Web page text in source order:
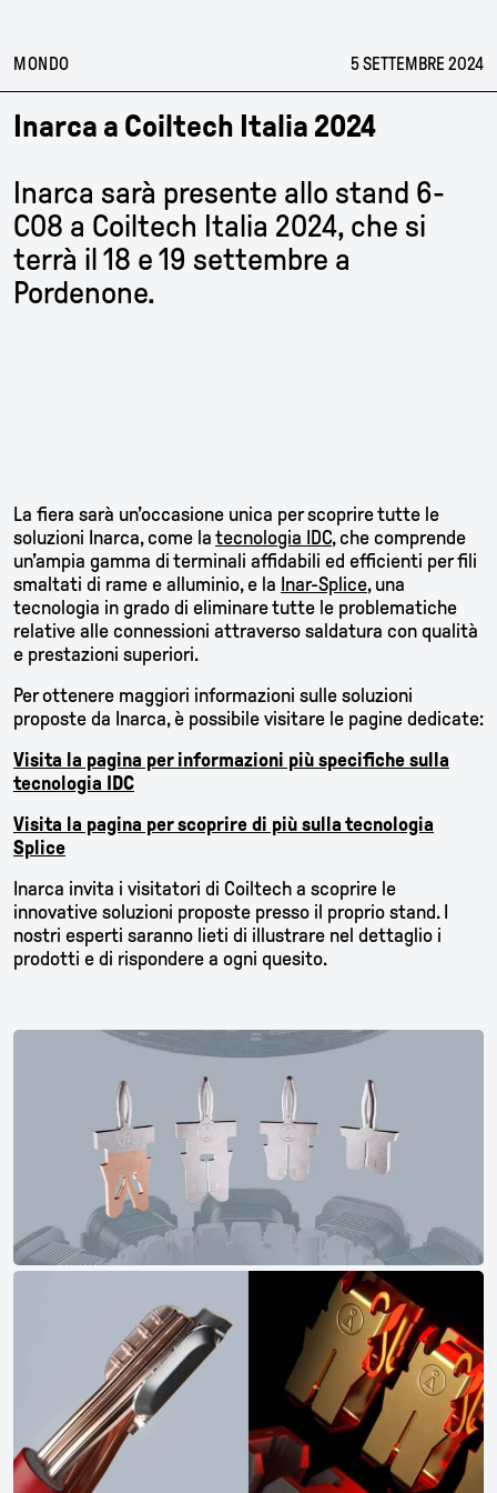
NEWS
IT EN CN
MONDO 5 SETTEMBRE 2024
Inarca a Coiltech Italia 2024
Inarca sarà presente allo stand 6-
C08 a Coiltech Italia 2024, che si
terrà il 18 e 19 settembre a
Pordenone.
La fiera sarà un’occasione unica per scoprire tutte le
soluzioni Inarca, come la tecnologia IDC, che comprende
un’ampia gamma di terminali affidabili ed efficienti per fili
smaltati di rame e alluminio, e la Inar-Splice, una
tecnologia in grado di eliminare tutte le problematiche
relative alle connessioni attraverso saldatura con qualità
e prestazioni superiori.
Per ottenere maggiori informazioni sulle soluzioni
proposte da Inarca, è possibile visitare le pagine dedicate:
Visita la pagina per informazioni più specifiche sulla
tecnologia IDC
Visita la pagina per scoprire di più sulla tecnologia
Splice
Inarca invita i visitatori di Coiltech a scoprire le
innovative soluzioni proposte presso il proprio stand. I
nostri esperti saranno lieti di illustrare nel dettaglio i
prodotti e di rispondere a ogni quesito.